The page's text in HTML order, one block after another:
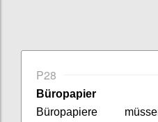
P28
Büropapier
Büropapiere